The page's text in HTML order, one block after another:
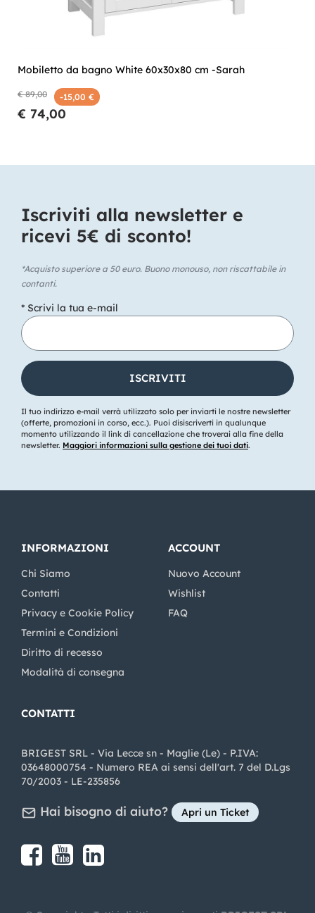
Mobiletto da bagno White 60x30x80 cm -Sarah
€ 89,00 -15,00 €
€ 74,00
Iscriviti alla newsletter e
ricevi 5€ di sconto!​
*Acquisto superiore a 50 euro. Buono monouso, non riscattabile in
contanti.
* Scrivi la tua e-mail
Il tuo indirizzo e-mail verrà utilizzato solo per inviarti le nostre newsletter
(offerte, promozioni in corso, ecc.). Puoi disiscriverti in qualunque
momento utilizzando il link di cancellazione che troverai alla fine della
newsletter. Maggiori informazioni sulla gestione dei tuoi dati.
INFORMAZIONI
Chi Siamo
Contatti
Privacy e Cookie Policy
Termini e Condizioni
Diritto di recesso
Modalità di consegna
ACCOUNT
Nuovo Account
Wishlist
FAQ
CONTATTI
BRIGEST SRL - Via Lecce sn - Maglie (Le) - P.IVA:
03648000754 - Numero REA ai sensi dell'art. 7 del D.Lgs
70/2003 - LE-235856
Hai bisogno di aiuto? Apri un Ticket
Share on Facebook
Share on youtube